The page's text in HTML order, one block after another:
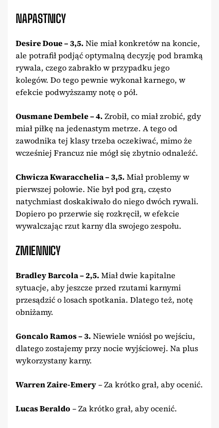
NAPASTNICY
Desire Doue – 3,5. Nie miał konkretów na koncie,
ale potrafił podjąć optymalną decyzję pod bramką
rywala, czego zabrakło w przypadku jego
kolegów. Do tego pewnie wykonał karnego, w
efekcie podwyższamy notę o pół.
Ousmane Dembele – 4. Zrobił, co miał zrobić, gdy
miał piłkę na jedenastym metrze. A tego od
zawodnika tej klasy trzeba oczekiwać, mimo że
wcześniej Francuz nie mógł się zbytnio odnaleźć.
Chwicza Kwaracchelia – 3,5. Miał problemy w
pierwszej połowie. Nie był pod grą, często
natychmiast doskakiwało do niego dwóch rywali.
Dopiero po przerwie się rozkręcił, w efekcie
wywalczając rzut karny dla swojego zespołu.
ZMIENNICY
Bradley Barcola – 2,5. Miał dwie kapitalne
sytuacje, aby jeszcze przed rzutami karnymi
przesądzić o losach spotkania. Dlatego też, notę
obniżamy.
Goncalo Ramos – 3. Niewiele wniósł po wejściu,
dlatego zostajemy przy nocie wyjściowej. Na plus
wykorzystany karny.
Warren Zaire-Emery– Za krótko grał, aby ocenić.
Lucas Beraldo – Za krótko grał, aby ocenić.